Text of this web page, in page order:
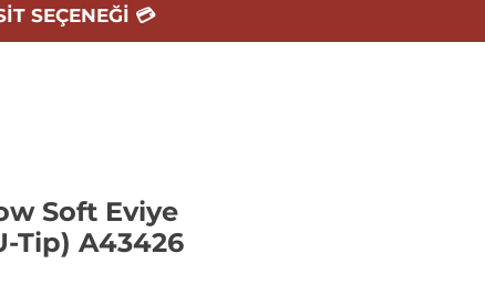
SEÇENEĞİ 💳
Soft Eviye
Tip) A43426